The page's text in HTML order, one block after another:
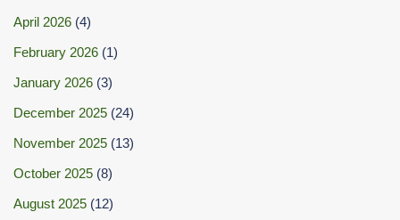
April 2026 (4)
February 2026 (1)
January 2026 (3)
December 2025 (24)
November 2025 (13)
October 2025 (8)
August 2025 (12)